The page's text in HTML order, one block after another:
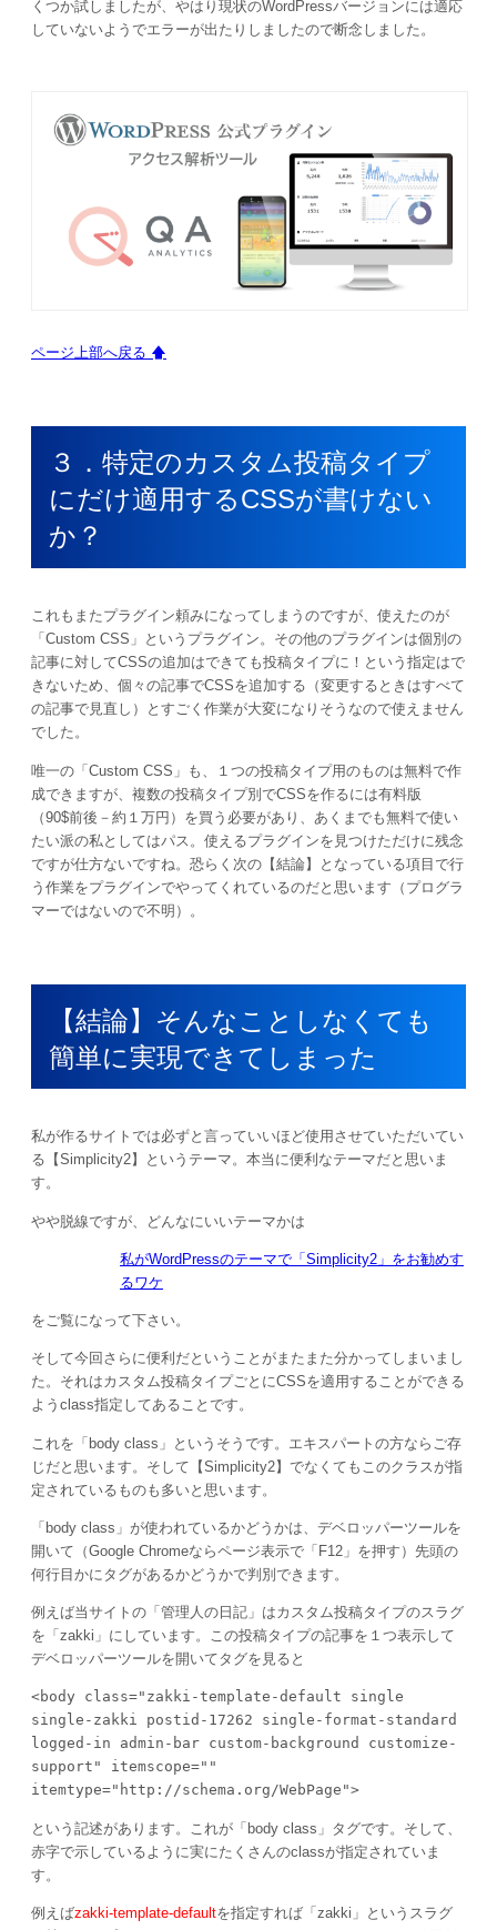
くつか試しましたが、やはり現状のWordPressバージョンには適応
していないようでエラーが出たりしましたので断念しました。
ページ上部へ戻る 🡅
３．特定のカスタム投稿タイプ
にだけ適用するCSSが書けない
か？
これもまたプラグイン頼みになってしまうのですが、使えたのが
「Custom CSS」というプラグイン。その他のプラグインは個別の
記事に対してCSSの追加はできても投稿タイプに！という指定はで
きないため、個々の記事でCSSを追加する（変更するときはすべて
の記事で見直し）とすごく作業が大変になりそうなので使えません
でした。
唯一の「Custom CSS」も、１つの投稿タイプ用のものは無料で作
成できますが、複数の投稿タイプ別でCSSを作るには有料版
（90$前後－約１万円）を買う必要があり、あくまでも無料で使い
たい派の私としてはパス。使えるプラグインを見つけただけに残念
ですが仕方ないですね。恐らく次の【結論】となっている項目で行
う作業をプラグインでやってくれているのだと思います（プログラ
マーではないので不明）。
【結論】そんなことしなくても
簡単に実現できてしまった
私が作るサイトでは必ずと言っていいほど使用させていただいてい
る【Simplicity2】というテーマ。本当に便利なテーマだと思いま
す。
やや脱線ですが、どんなにいいテーマかは
私がWordPressのテーマで「Simplicity2」をお勧めす
るワケ
をご覧になって下さい。
そして今回さらに便利だということがまたまた分かってしまいまし
た。それはカスタム投稿タイプごとにCSSを適用することができる
ようclass指定してあることです。
これを「body class」というそうです。エキスパートの方ならご存
じだと思います。そして【Simplicity2】でなくてもこのクラスが指
定されているものも多いと思います。
「body class」が使われているかどうかは、デベロッパーツールを
開いて（Google Chromeならページ表示で「F12」を押す）先頭の
何行目かにタグがあるかどうかで判別できます。
例えば当サイトの「管理人の日記」はカスタム投稿タイプのスラグ
を「zakki」にしています。この投稿タイプの記事を１つ表示して
デベロッパーツールを開いてタグを見ると
<body class="zakki-template-default single
single-zakki postid-17262 single-format-standard
logged-in admin-bar custom-background customize-
support" itemscope=""
itemtype="http://schema.org/WebPage">
という記述があります。これが「body class」タグです。そして、
赤字で示しているように実にたくさんのclassが指定されていま
す。
例えばzakki-template-defaultを指定すれば「zakki」というスラグ